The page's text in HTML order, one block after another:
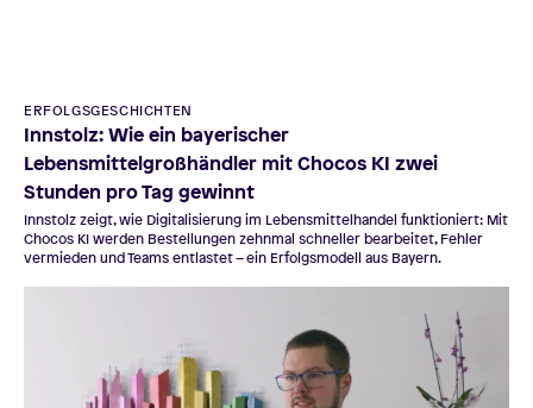
ERFOLGSGESCHICHTEN
Innstolz: Wie ein bayerischer
Lebensmittelgroßhändler mit Chocos KI zwei
Stunden pro Tag gewinnt
Innstolz zeigt, wie Digitalisierung im Lebensmittelhandel funktioniert: Mit
Chocos KI werden Bestellungen zehnmal schneller bearbeitet, Fehler
vermieden und Teams entlastet – ein Erfolgsmodell aus Bayern.